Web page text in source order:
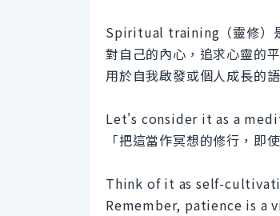
Spiritual training（靈修）
對自己的內心，追求心靈的
用於自我啟發或個人成長的
Let's consider it as a
「把這當作冥想的修行，即
Think of it as self-
Remember, patience is a